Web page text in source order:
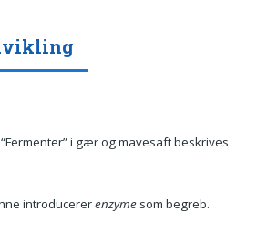
i gær og mavesaft beskrives
introducererenzymesom begreb.